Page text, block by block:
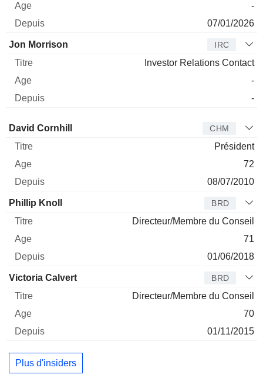
-
07/01/2026
Jon Morrison IRC
Investor Relations Contact
-
-
Administrateur
David Cornhill CHM
Président
72
08/07/2010
Phillip Knoll BRD
Directeur/Membre du Conseil
71
01/06/2018
Victoria Calvert BRD
Directeur/Membre du Conseil
70
01/11/2015
Plus d'insiders